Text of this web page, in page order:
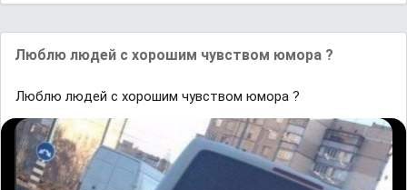
Люблю людей с хорошим чувством юмора ?
Люблю людей с хорошим чувством юмора ?